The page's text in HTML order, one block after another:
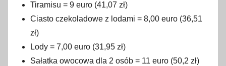
Tiramisu = 9 euro (41,07 zł)
Ciasto czekoladowe z lodami = 8,00 euro (36,51
zł)
Lody = 7,00 euro (31,95 zł)
Sałatka owocowa dla 2 osób = 11 euro (50,2 zł)